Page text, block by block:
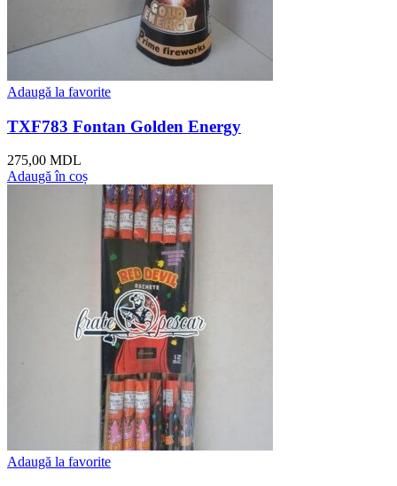
Adaugă la favorite
TXF783 Fontan Golden Energy
275,00 MDL
Adaugă în coș
Adaugă la favorite